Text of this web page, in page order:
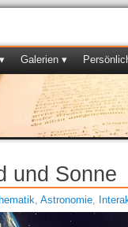
Galerien ▾
und Sonne
,Astronomie,